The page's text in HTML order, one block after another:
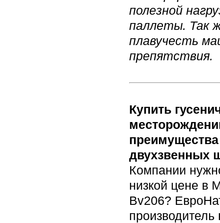
полезной
паллеты. Так
плавучесть
Купить
двухзвенных
Компании
низкой цене в
Bv206?